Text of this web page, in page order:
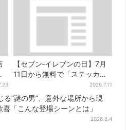
【セブン‐イレブンの日】7月
11日から無料で「ステッカ
ー」もらえる！おにぎり・配
送トラックなど全4種…店頭で
先着100枚
2026.7.11
る“謎の男”、意外な場所から現
「こんな登場シーンとは」
2026.8.4